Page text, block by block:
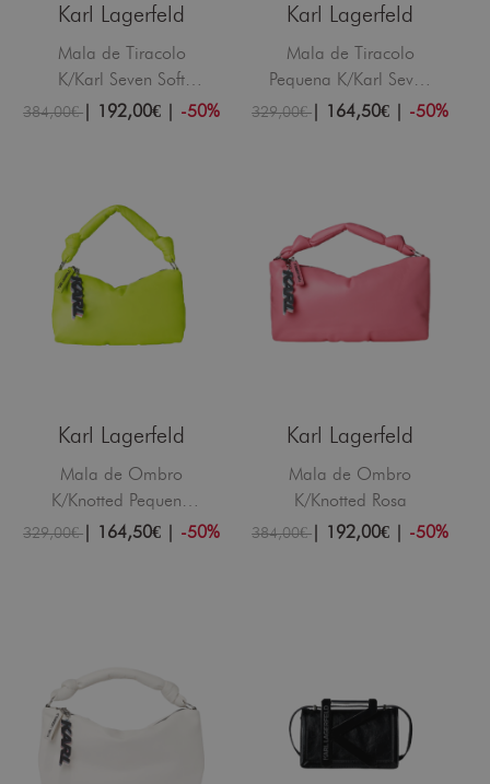
Karl Lagerfeld
Mala de Tiracolo
K/Karl Seven Soft
Future Preta
384,00€| 192,00€ | -50%
Karl Lagerfeld
Mala de Tiracolo
Pequena K/Karl Seven
Soft Future Branca
329,00€| 164,50€ | -50%
Karl Lagerfeld
Mala de Ombro
K/Knotted Pequena
Verde
329,00€| 164,50€ | -50%
Karl Lagerfeld
Mala de Ombro
K/Knotted Rosa
384,00€| 192,00€ | -50%